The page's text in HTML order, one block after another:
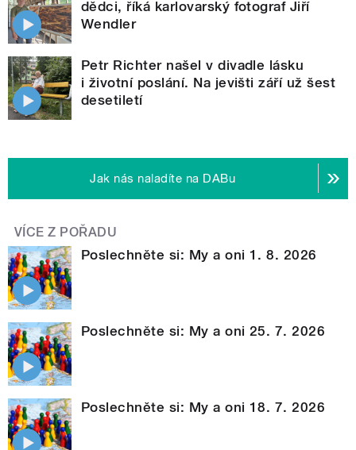
dědci, říká karlovarský fotograf Jiří
Wendler
Petr Richter našel v divadle lásku
i životní poslání. Na jevišti září už šest
desetiletí
Jak nás naladíte na DABu
VÍCE Z POŘADU
Poslechněte si: My a oni 1. 8. 2026
Poslechněte si: My a oni 25. 7. 2026
Poslechněte si: My a oni 18. 7. 2026